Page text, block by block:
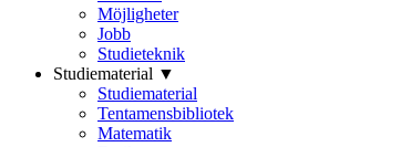
Möjligheter
Jobb
Studieteknik
Studiematerial ▼
Studiematerial
Tentamensbibliotek
Matematik